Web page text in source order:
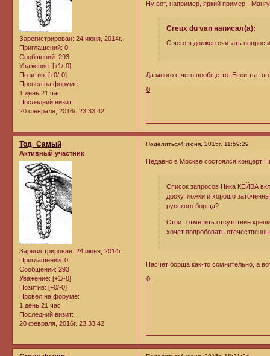
Зарегистрирован: 24 июня, 2014г.
Приглашений: 0
Сообщений: 293
Уважение: [+1/-0]
Позитив: [+0/-0]
Провел на форуме:
1 день 21 час
Последний визит:
20 февраля, 2016г. 23:33:42
Ну вот, например, яркий пример -
Creux du van написал(а):
С чего я должен считать вопрос
Да много с чего вообще-то. Если ты
0
Поделиться4 июня, 2015г. 11:59:29
Тод_Самый
Активный участник
Зарегистрирован: 24 июня, 2014г.
Приглашений: 0
Сообщений: 293
Уважение: [+1/-0]
Позитив: [+0/-0]
Провел на форуме:
1 день 21 час
Последний визит:
20 февраля, 2016г. 23:33:42
Недавно в Москве состоялся концерт
Список запросов Ника КЕЙВА
доску, ложки и хорошо
русского борща?
Стоит отметить отсутствие
хочет попробовать
Насчет борща как-то сомнительно, а
0